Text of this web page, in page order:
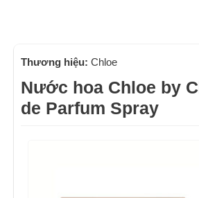
Thương hiệu: Chloe
Nước hoa Chloe by
de Parfum Spray